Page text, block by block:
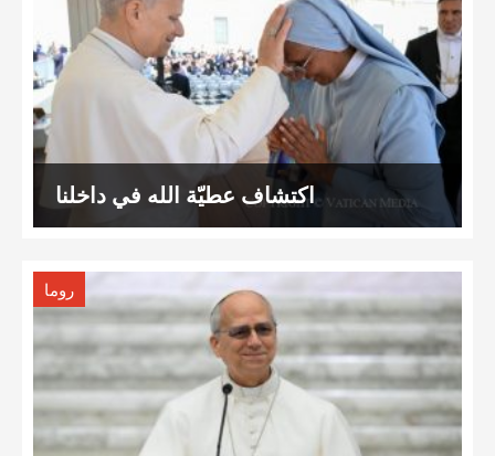
اكتشاف عطيّة الله في داخلنا
روما